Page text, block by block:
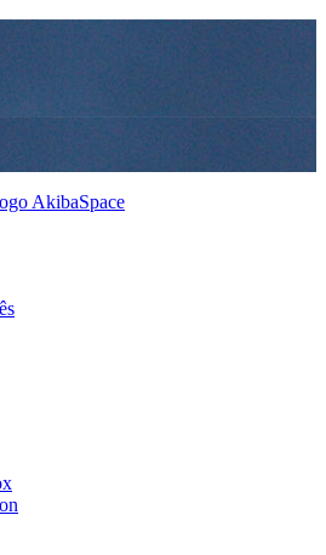
By Made in Japan
AkibaSpace